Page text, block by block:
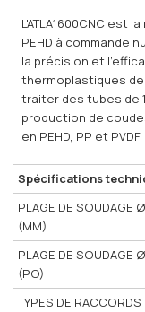
L'ATLA1600CNC est
PEHD à commande
la précision et
thermoplastiques
traiter des tubes de
production de
en PEHD, PP et PVDF.
Spécifications
PLAGE DE SOUDAGE
(MM)
PLAGE DE SOUDAGE
(PO)
TYPES DE RACCORDS